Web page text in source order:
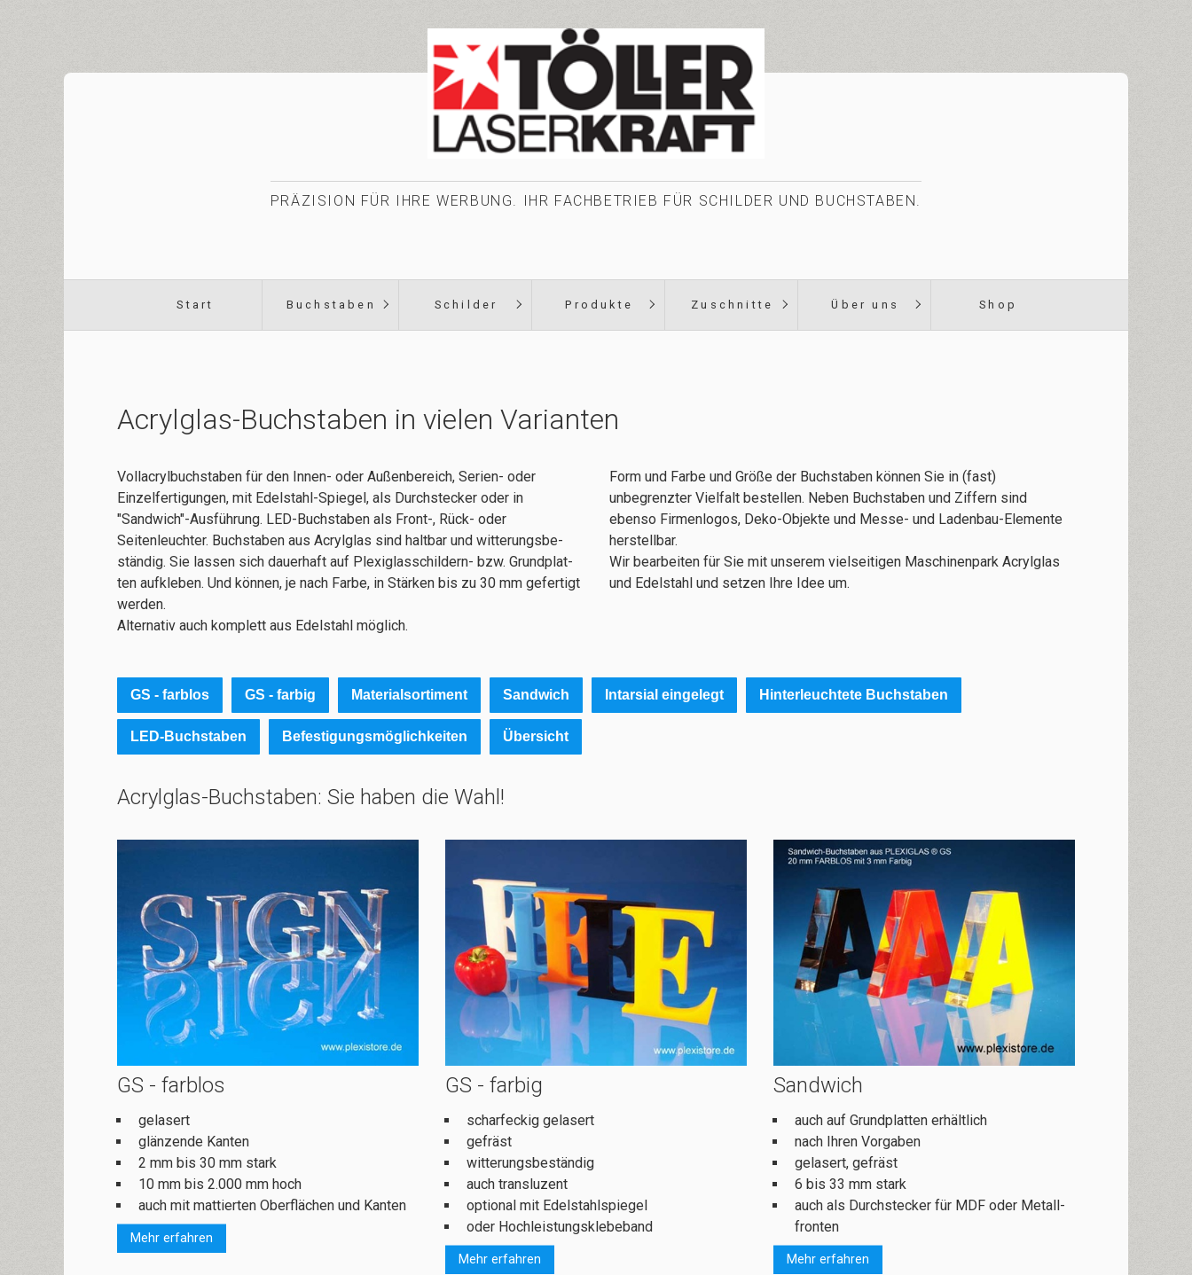
PRÄZISION FÜR IHRE WERBUNG. IHR FACHBETRIEB FÜR SCHILDER UND BUCHSTABEN.
Start Buchstaben Schilder Produkte Zuschnitte Über uns Shop
Acrylglas-Buchstaben in vielen Varianten
Vollacrylbuchstaben für den Innen- oder Außenbereich, Serien- oder
Einzelfertigungen, mit Edelstahl-Spiegel, als Durchstecker oder in
"Sandwich"-Ausführung. LED-Buchstaben als Front-, Rück- oder
Seitenleuchter. Buch­sta­ben aus Acryl­glas sind halt­bar und wit­te­rungs­­be­­
stän­dig. Sie las­sen sich dau­er­haft auf Ple­xi­glas­­schil­dern- bzw. Grund­­plat­
ten auf­kleben. Und können, je nach Far­be, in Stär­ken bis zu 30 mm ge­fer­tigt
wer­den.
Alternativ auch komplett aus Edelstahl möglich.
Form und Farbe und Größe der Buchstaben können Sie in (fast)
unbegrenzter Vielfalt bestellen. Neben Buchstaben und Ziffern sind
ebenso Firmenlogos, Deko-Objekte und Messe- und Ladenbau-Elemente
herstellbar.
Wir bearbeiten für Sie mit unserem vielseitigen Maschinenpark Acrylglas
und Edelstahl und setzen Ihre Idee um.
GS - farblos GS - farbig Materialsortiment Sandwich Intarsial eingelegt Hinterleuchtete Buchstaben
LED-Buchstaben Befestigungsmöglichkeiten Übersicht
Acrylglas-Buchstaben: Sie haben die Wahl!
GS - farblos
gelasert
glänzende Kanten
2 mm bis 30 mm stark
10 mm bis 2.000 mm hoch
auch mit mattierten Ober­flächen und Kanten
Mehr erfahren
GS - farbig
scharfeckig gelasert
gefräst
witterungsbeständig
auch transluzent
optional mit Edelstahlspiegel
oder Hochleistungsklebeband
Mehr erfahren
Sandwich
auch auf Grundplatten erhältlich
nach Ihren Vorgaben
gelasert, gefräst
6 bis 33 mm stark
auch als Durch­stecker für MDF oder Metall­
fronten
Mehr erfahren